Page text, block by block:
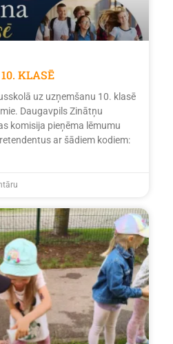
KLASĒ
uz uzņemšanu 10. klasē
Daugavpils Zinātņu
komisija pieņēma lēmumu
ar šādiem kodiem: